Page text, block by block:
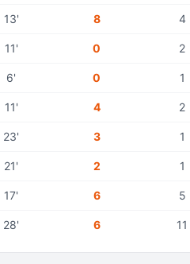
13' 8 4
11' 0 2
6' 0 1
11' 4 2
23' 3 1
21' 2 1
17' 6 5
28' 6 11